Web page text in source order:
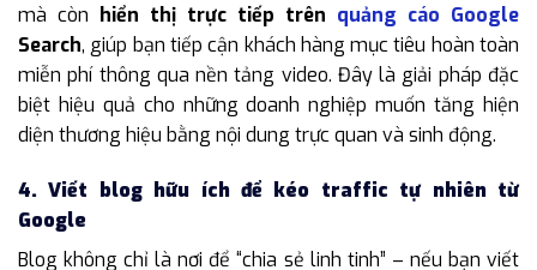
mà còn hiển thị trực tiếp trên quảng cáo Google
Search, giúp bạn tiếp cận khách hàng mục tiêu hoàn toàn
miễn phí thông qua nền tảng video. Đây là giải pháp đặc
biệt hiệu quả cho những doanh nghiệp muốn tăng hiện
diện thương hiệu bằng nội dung trực quan và sinh động.
4. Viết blog hữu ích để kéo traffic tự nhiên từ
Google
Blog không chỉ là nơi để “chia sẻ linh tinh” – nếu bạn viết